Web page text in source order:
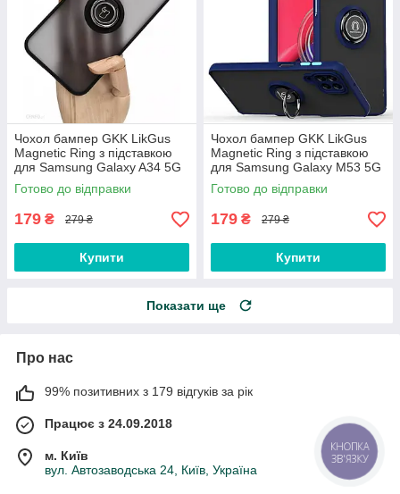
Чохол бампер GKK LikGus
Magnetic Ring з підставкою
для Samsung Galaxy A34 5G
(2023) A346 Black
Готово до відправки
179 ₴ 279 ₴
Купити
Чохол бампер GKK LikGus
Magnetic Ring з підставкою
для Samsung Galaxy M53 5G
M536 Blue
Готово до відправки
179 ₴ 279 ₴
Купити
Показати ще
Про нас
99% позитивних з 179 відгуків за рік
Працює з 24.09.2018
м. Київ
вул. Автозаводська 24, Київ, Україна
КНОПКА
ЗВ'ЯЗКУ